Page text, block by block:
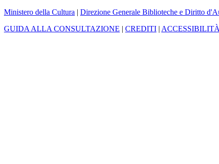
Ministero della Cultura | Direzione Generale Biblioteche e Diritto
GUIDA ALLA CONSULTAZIONE | CREDITI |